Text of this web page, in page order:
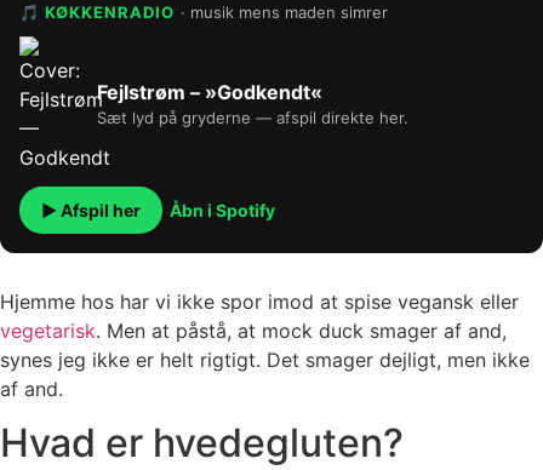
🎵 KØKKENRADIO · musik mens maden simrer
Fejlstrøm – »Godkendt«
Sæt lyd på gryderne — afspil direkte her.
▶ Afspil her Åbn i Spotify
Hjemme hos har vi ikke spor imod at spise vegansk eller
vegetarisk. Men at påstå, at mock duck smager af and,
synes jeg ikke er helt rigtigt. Det smager dejligt, men ikke
af and.
Hvad er hvedegluten?